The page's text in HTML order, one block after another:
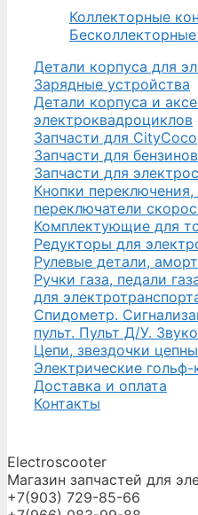
Коллекторные
Детали корпуса для
Зарядные устройства
Детали корпуса и
электроквадроциклов
Запчасти для CityCoco
Запчасти для
Запчасти для
Кнопки
переключатели
Комплектующие для
Редукторы для
Рулевые детали,
Ручки газа, педали
для
Спидометр.
пульт. Пульт Д/У.
Цепи, звездочки
Электрические
Доставка и оплата
Контакты
Electroscooter
Магазин запчастей для
+7(903) 729-85-66